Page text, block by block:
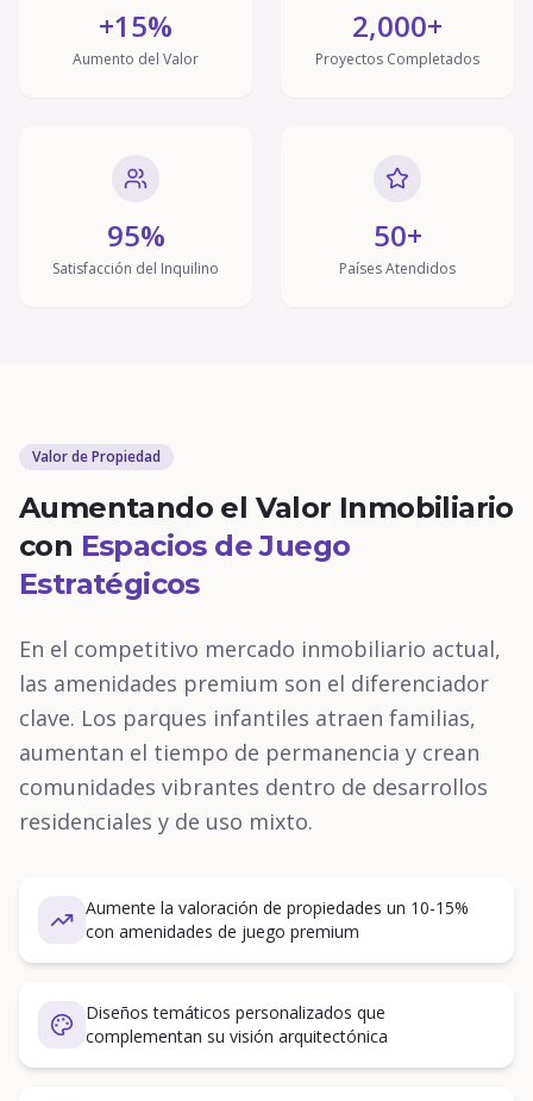
+15%
Aumento del Valor
2,000+
Proyectos Completados
95%
Satisfacción del Inquilino
50+
Países Atendidos
Valor de Propiedad
Aumentando el Valor Inmobiliario
con Espacios de Juego
Estratégicos
En el competitivo mercado inmobiliario actual,
las amenidades premium son el diferenciador
clave. Los parques infantiles atraen familias,
aumentan el tiempo de permanencia y crean
comunidades vibrantes dentro de desarrollos
residenciales y de uso mixto.
Aumente la valoración de propiedades un 10-15%
con amenidades de juego premium
Diseños temáticos personalizados que
complementan su visión arquitectónica